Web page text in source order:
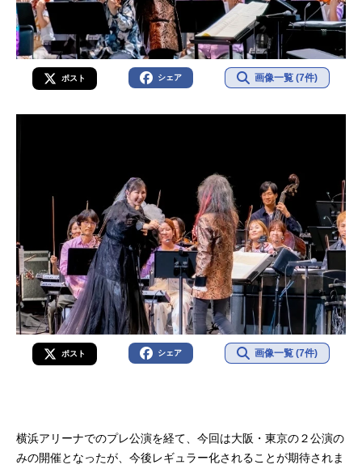
ポスト シェア 画像一覧 (7件)
ポスト シェア 画像一覧 (7件)
横浜アリーナでのプレ公演を経て、今回は大阪・東京の２公演の
みの開催となったが、今後レギュラー化されることが期待されま